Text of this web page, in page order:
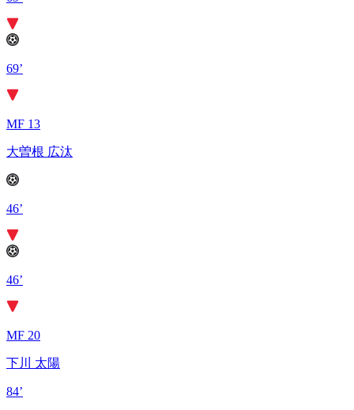
69’
MF 13
大曽根 広汰
46’
46’
MF 20
下川 太陽
84’